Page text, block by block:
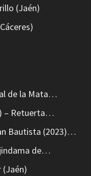
(Jaén)
de la Mata…
– Retuerta…
Bautista (2023)…
jindama de…
(Jaén)